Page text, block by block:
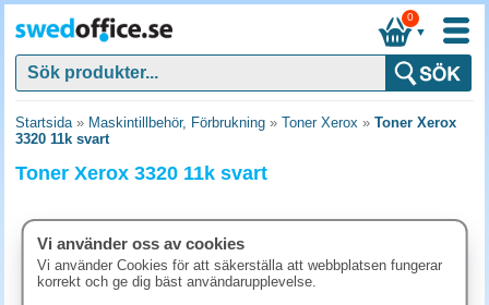
▼
0
Startsida» Maskintillbehör, Förbrukning » Toner Xerox » Toner Xerox
3320 11k svart
Toner Xerox 3320 11k svart
Vi använder oss av cookies
Vi använder Cookies för att säkerställa att webbplatsen fungerar
korrekt och ge dig bäst användarupplevelse.